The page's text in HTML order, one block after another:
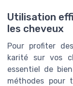
Utilisation
les cheveux
Pour profiter
karité sur vos
essentiel de
méthodes pour